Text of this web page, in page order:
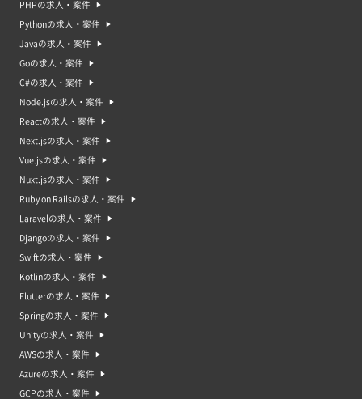
PHPの求人・案件
Pythonの求人・案件
Javaの求人・案件
Goの求人・案件
C#の求人・案件
Node.jsの求人・案件
Reactの求人・案件
Next.jsの求人・案件
Vue.jsの求人・案件
Nuxt.jsの求人・案件
Ruby on Railsの求人・案件
Laravelの求人・案件
Djangoの求人・案件
Swiftの求人・案件
Kotlinの求人・案件
Flutterの求人・案件
Springの求人・案件
Unityの求人・案件
AWSの求人・案件
Azureの求人・案件
GCPの求人・案件